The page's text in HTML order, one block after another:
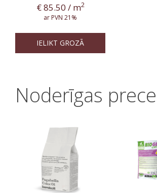
€85.50 / m2
ar PVN 21%
IELIKT GROZĀ
Noderīgas